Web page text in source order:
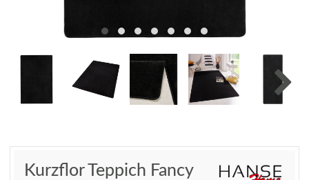
Kurzflor Teppich Fancy